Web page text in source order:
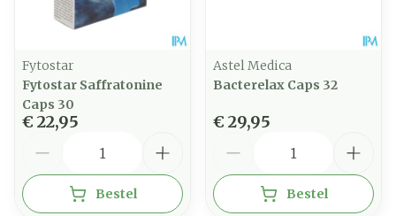
Fytostar
Fytostar Saffratonine
Caps 30
€ 22,95
Bestel
Astel Medica
Bacterelax Caps 32
€ 29,95
Bestel